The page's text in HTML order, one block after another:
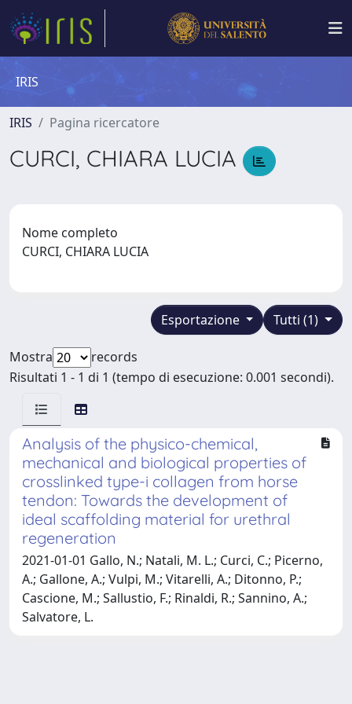
IRIS
IRIS Pagina ricercatore
CURCI, CHIARA LUCIA
Nome completo
CURCI, CHIARA LUCIA
Tutti (1)
Esportazione
Mostra
records
Risultati 1 - 1 di 1 (tempo di esecuzione: 0.001 secondi).
Analysis of the physico-chemical,
mechanical and biological properties of
crosslinked type-i collagen from horse
tendon: Towards the development of
ideal scaffolding material for urethral
regeneration
2021-01-01 Gallo, N.; Natali, M. L.; Curci, C.; Picerno,
A.; Gallone, A.; Vulpi, M.; Vitarelli, A.; Ditonno, P.;
Cascione, M.; Sallustio, F.; Rinaldi, R.; Sannino, A.;
Salvatore, L.